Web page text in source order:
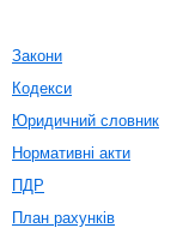
Закони
Кодекси
Юридичний словник
Нормативні акти
ПДР
План рахунків